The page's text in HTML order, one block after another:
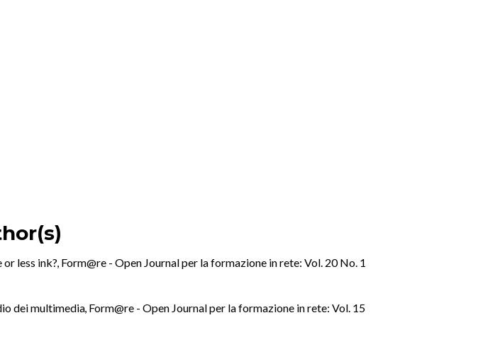
or less ink?, Form@re - Open Journal per la formazione in rete: Vol. 20 No. 1
dei multimedia, Form@re - Open Journal per la formazione in rete: Vol. 15